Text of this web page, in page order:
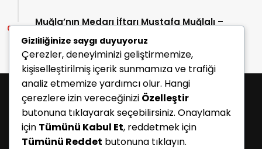
Muğla’nın Medarı İftarı Mustafa Muğlalı –
İçinde “Milas” geçen kitaplar (40/2)
06:45
Gizliliğinize saygı duyuyoruz
Çerezler, deneyiminizi geliştirmemize,
kişiselleştirilmiş içerik sunmamıza ve trafiği
analiz etmemize yardımcı olur. Hangi
çerezlere izin vereceğinizi Özelleştir
butonuna tıklayarak seçebilirsiniz. Onaylamak
için Tümünü Kabul Et, reddetmek için
Tümünü Reddet butonuna tıklayın.